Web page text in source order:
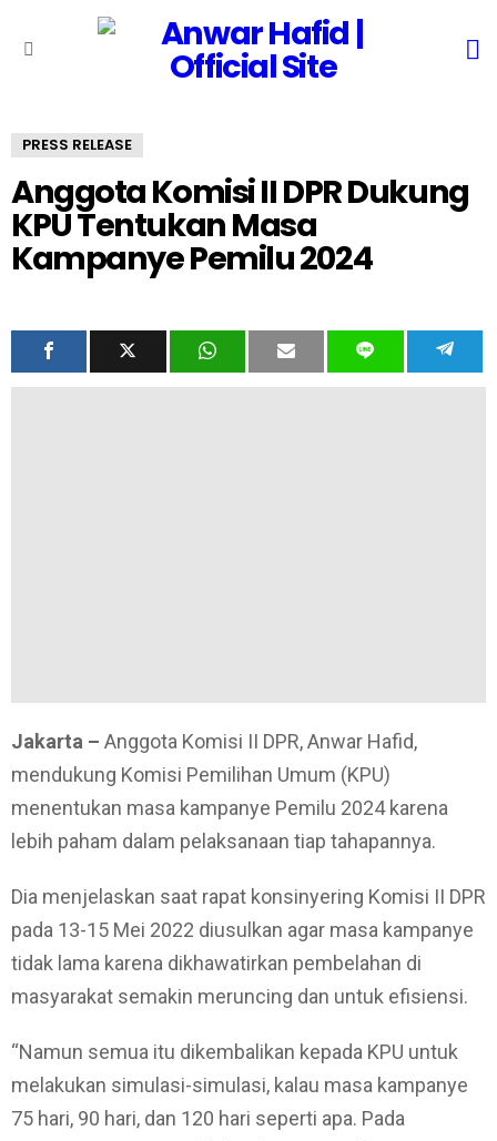
PRESS RELEASE
Anggota Komisi II DPR Dukung
KPU Tentukan Masa
Kampanye Pemilu 2024
Jakarta – Anggota Komisi II DPR, Anwar Hafid,
mendukung Komisi Pemilihan Umum (KPU)
menentukan masa kampanye Pemilu 2024 karena
lebih paham dalam pelaksanaan tiap tahapannya.
Dia menjelaskan saat rapat konsinyering Komisi II DPR
pada 13-15 Mei 2022 diusulkan agar masa kampanye
tidak lama karena dikhawatirkan pembelahan di
masyarakat semakin meruncing dan untuk efisiensi.
“Namun semua itu dikembalikan kepada KPU untuk
melakukan simulasi-simulasi, kalau masa kampanye
75 hari, 90 hari, dan 120 hari seperti apa. Pada